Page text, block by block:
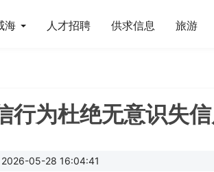
海 人才招聘 供求信息 旅游
行为杜绝无意识失
2026-05-28 16:04:41